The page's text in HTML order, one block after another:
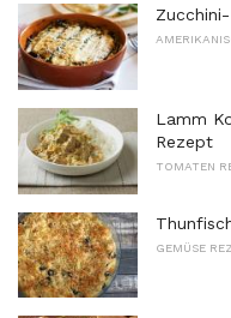
Lamm
Rezept
TOMATEN
GEMÜSE